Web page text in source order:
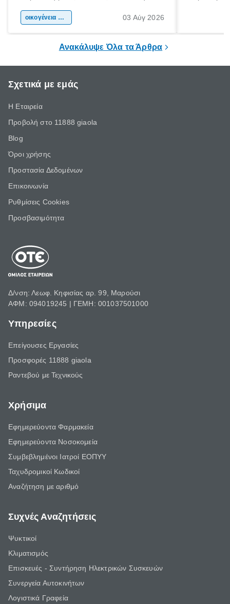
χώρας. Είτε πρόκειται για λίγες μέρες
οικογένεια & παιδί 03 Αύγ 2026
Ανακάλυψε Όλα τα Άρθρα
Σχετικά με εμάς
Η Εταιρεία
Προβολή στο 11888 giaola
Blog
Όροι χρήσης
Προστασία Δεδομένων
Επικοινωνία
Ρυθμίσεις Cookies
Προσβασιμότητα
Δ/νση: Λεωφ. Κηφισίας αρ. 99, Μαρούσι
ΑΦΜ: 094019245 | ΓΕΜΗ: 001037501000
Υπηρεσίες
Επείγουσες Εργασίες
Προσφορές 11888 giaola
Ραντεβού με Τεχνικούς
Χρήσιμα
Εφημερεύοντα Φαρμακεία
Εφημερεύοντα Νοσοκομεία
Συμβεβλημένοι Ιατροί ΕΟΠΥΥ
Ταχυδρομικοί Κωδικοί
Αναζήτηση με αριθμό
Συχνές Αναζητήσεις
Ψυκτικοί
Κλιματισμός
Επισκευές - Συντήρηση Ηλεκτρικών Συσκευών
Συνεργεία Αυτοκινήτων
Λογιστικά Γραφεία